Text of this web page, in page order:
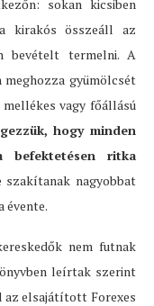
sokan kicsiben
kirakós összeáll az
bevételt termelni. A
meghozza gyümölcsét
vagy főállású
hogy minden
befektetésen ritka
szakítanak nagyobbat
évente.
nem futnak
leírtak szerint
az elsajátított Forexes